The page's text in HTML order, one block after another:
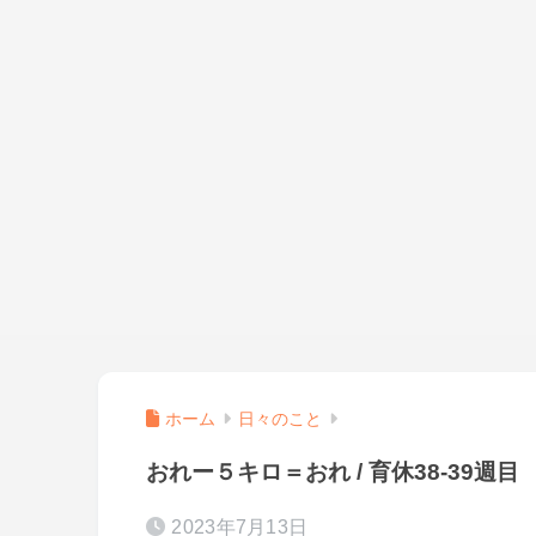
ホーム 日々のこと
おれー５キロ＝おれ / 育休38-39週
2023年7月13日